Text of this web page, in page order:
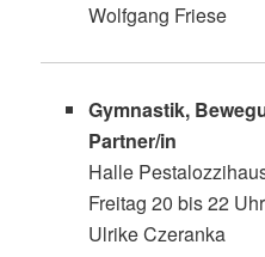
Wolfgang Friese
Gymnastik,
Partner/in
Halle
Freitag 20 bis 22 Uhr
Ulrike Czeranka